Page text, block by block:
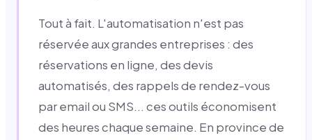
Tout à fait. L'automatisation n'est pas
réservée aux grandes entreprises : des
réservations en ligne, des devis
automatisés, des rappels de rendez-vous
par email ou SMS... ces outils économisent
des heures chaque semaine. En province de